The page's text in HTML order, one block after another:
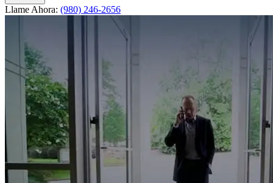
Llame Ahora: (980) 246-2656